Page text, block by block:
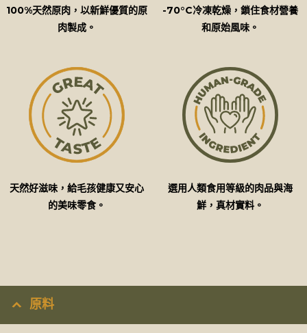
100%天然原肉，以新鮮優質的原
肉製成。
-70°C冷凍乾燥，鎖住食材營養
和原始風味。
天然好滋味，給毛孩健康又安心
的美味零食。
選用人類食用等級的肉品與海
鮮，真材實料。
原料